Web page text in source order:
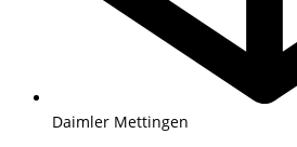
Daimler Mettingen